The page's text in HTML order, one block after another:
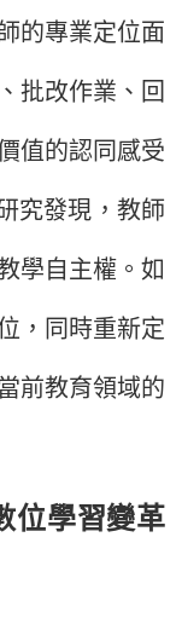
的專業定位面
批改作業、回
值的認同感受
究發現，教師
學自主權。如
，同時重新定
前教育領域的
位學習變革